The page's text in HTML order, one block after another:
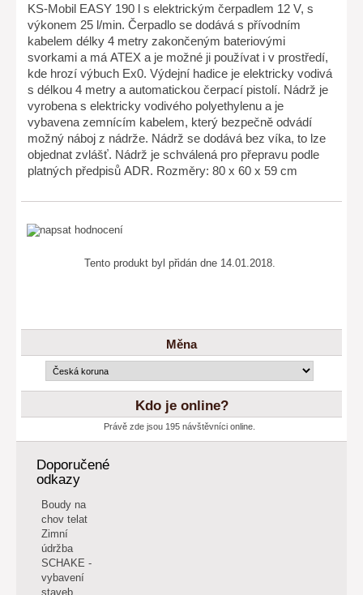
KS-Mobil EASY 190 l s elektrickým čerpadlem 12 V, s
výkonem 25 l/min. Čerpadlo se dodává s přívodním
kabelem délky 4 metry zakončeným bateriovými
svorkami a má ATEX a je možné ji používat i v prostředí,
kde hrozí výbuch Ex0. Výdejní hadice je elektricky vodivá
s délkou 4 metry a automatickou čerpací pistolí. Nádrž je
vyrobena s elektricky vodivého polyethylenu a je
vybavena zemnícím kabelem, který bezpečně odvádí
možný náboj z nádrže. Nádrž se dodává bez víka, to lze
objednat zvlášť. Nádrž je schválená pro přepravu podle
platných předpisů ADR. Rozměry: 80 x 60 x 59 cm
Tento produkt byl přidán dne 14.01.2018.
Měna
Kdo je online?
Právě zde jsou 195 návštěvníci online.
Doporučené
odkazy
Boudy na
chov telat
Zimní
údržba
SCHAKE -
vybavení
staveb